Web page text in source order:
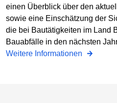
einen Überblick über den
sowie eine Einschätzung der
die bei Bautätigkeiten im Land
Bauabfälle in den nächsten
Weitere Informationen